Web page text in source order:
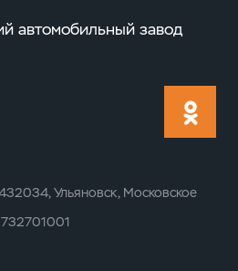
автомобильный завод
Ульяновск, Московское